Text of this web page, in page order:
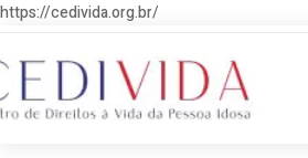
https://cedivida.org.br/